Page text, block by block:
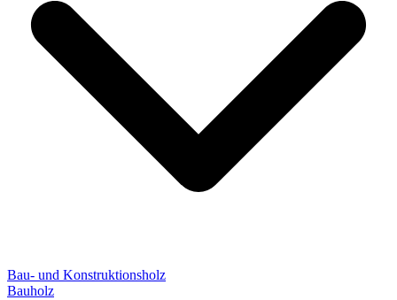
Bau- und Konstruktionsholz
Bauholz